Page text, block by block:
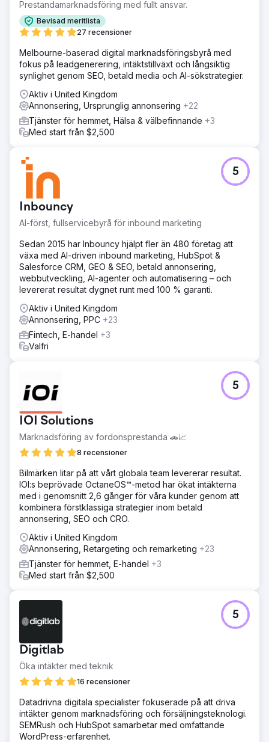
tjänstebaserad, flerspråkig och produktionsstödd
prestationstillväxtmodell för Vialife Clinic. Förväntad
output: CPL ↓, bokningskostnad ↓, ROAS ↑ och ett
skalbart internationellt patientflöde. • Utgifter (månadsvis):
8 000 USD • Lead (Formulär + WhatsApp): 1 680 (Ø) •
CPL (Ø): 7 USD • Bokningskonvertering (Ø): 26–32 % •
Intäkt per patient (Ø): 3 500–4 800 USD (beroende på
tjänst) • ROAS (Ø): 8–10x
Gå till byråsida
Prestandamarknadsföring med fullt ansvar.
Bevisad meritlista
27 recensioner
Melbourne-baserad digital marknadsföringsbyrå med
fokus på leadgenerering, intäktstillväxt och långsiktig
synlighet genom SEO, betald media och AI-sökstrategier.
Aktiv i United Kingdom
Annonsering, Ursprunglig annonsering +22
Tjänster för hemmet, Hälsa & välbefinnande +3
Med start från $2,500
Inbouncy
AI-först, fullservicebyrå för inbound marketing
5
Sedan 2015 har Inbouncy hjälpt fler än 480 företag att
växa med AI-driven inbound marketing, HubSpot &
Salesforce CRM, GEO & SEO, betald annonsering,
webbutveckling, AI-agenter och automatisering – och
levererat resultat dygnet runt med 100 % garanti.
Aktiv i United Kingdom
Annonsering, PPC +23
Fintech, E-handel +3
Valfri
IOI Solutions
Marknadsföring av fordonsprestanda 🚗📈
8 recensioner
5
Bilmärken litar på att vårt globala team levererar resultat.
IOI:s beprövade OctaneOS™-metod har ökat intäkterna
med i genomsnitt 2,6 gånger för våra kunder genom att
kombinera förstklassiga strategier inom betald
annonsering, SEO och CRO.
Aktiv i United Kingdom
Annonsering, Retargeting och remarketing +23
Tjänster för hemmet, E-handel +3
Med start från $2,500
Digitlab
Öka intäkter med teknik
16 recensioner
5
Datadrivna digitala specialister fokuserade på att driva
intäkter genom marknadsföring och försäljningsteknologi.
SEMRush och HubSpot samarbetar med omfattande
WordPress-erfarenhet.